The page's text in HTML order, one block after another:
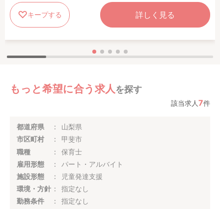
キープする 詳しく見る
もっと希望に合う求人を探す
該当求人7件
都道府県
山梨県
市区町村
甲斐市
職種
保育士
雇用形態
パート・アルバイト
施設形態
児童発達支援
環境・方針
指定なし
勤務条件
指定なし